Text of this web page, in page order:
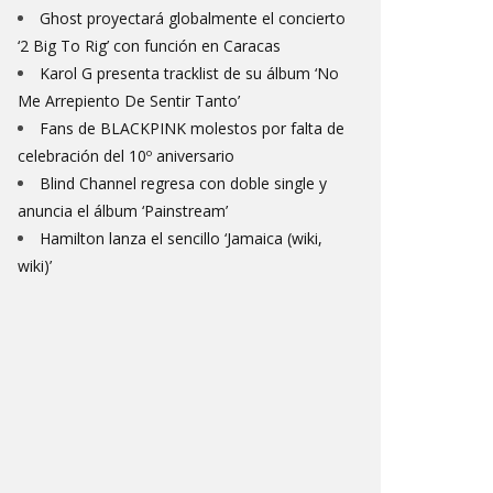
Ghost proyectará globalmente el concierto
‘2 Big To Rig’ con función en Caracas
Karol G presenta tracklist de su álbum ‘No
Me Arrepiento De Sentir Tanto’
Fans de BLACKPINK molestos por falta de
celebración del 10º aniversario
Blind Channel regresa con doble single y
anuncia el álbum ‘Painstream’
Hamilton lanza el sencillo ‘Jamaica (wiki,
wiki)’